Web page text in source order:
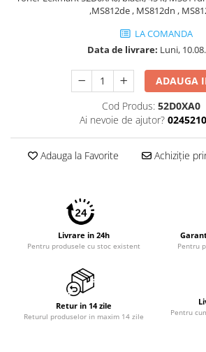
Accesorii imprimante 3D
Filament imprimanta 3D
Laptopuri / notebookuri
Ultrabookuri
Accesorii laptop
Piese si accesorii
Accesorii Printing
PC Office
,MS812de , MS812dn ,
LA COMANDA
Data de livrare: Luni,
ADAUGA
Cod Produs: 52D0XA0
Ai nevoie de ajutor?
Adauga la Favorite Achiziție
Livrare in 24h
Pentru produsele cu stoc existent Pentru
Retur in 14 zile
Returul produselor in maxim 14 zile
Pentru